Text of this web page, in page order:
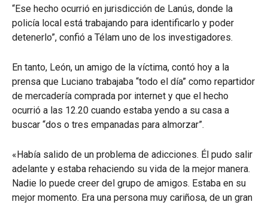
“Ese hecho ocurrió en jurisdicción de Lanús, donde la
policía local está trabajando para identificarlo y poder
detenerlo”, confió a Télam uno de los investigadores.
En tanto, León, un amigo de la víctima, contó hoy a la
prensa que Luciano trabajaba “todo el día” como repartidor
de mercadería comprada por internet y que el hecho
ocurrió a las 12.20 cuando estaba yendo a su casa a
buscar “dos o tres empanadas para almorzar”.
«Había salido de un problema de adicciones. Él pudo salir
adelante y estaba rehaciendo su vida de la mejor manera.
Nadie lo puede creer del grupo de amigos. Estaba en su
mejor momento. Era una persona muy cariñosa, de un gran